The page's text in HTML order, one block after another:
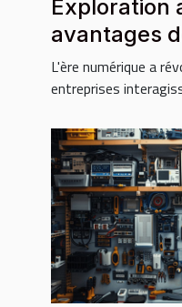
Exploration
avantages
pour les
L'ère numérique a
entreprises